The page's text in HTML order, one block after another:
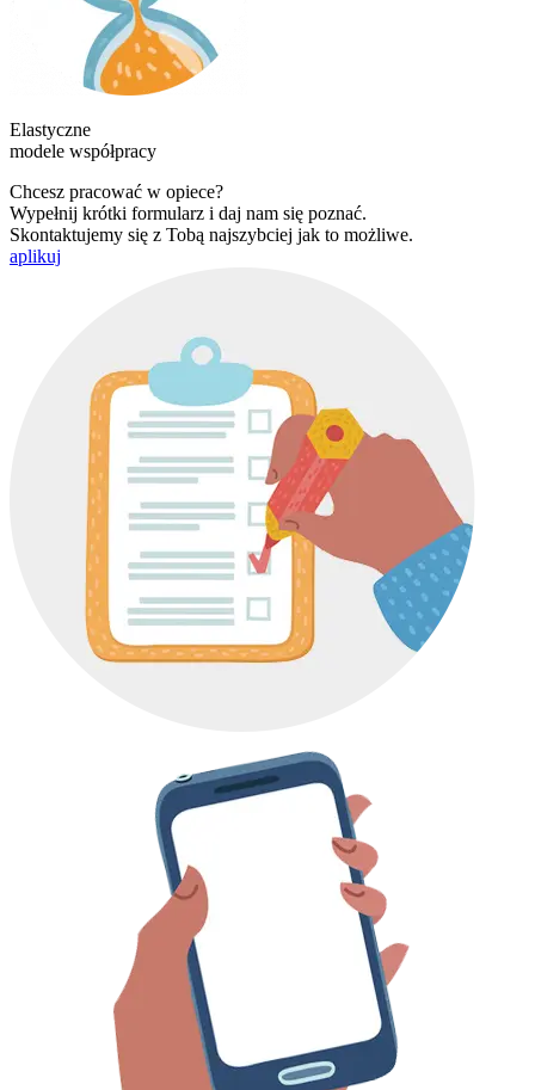
Elastyczne
modele współpracy
Chcesz pracować w opiece?
Wypełnij krótki formularz i daj nam się poznać.
Skontaktujemy się z Tobą najszybciej jak to możliwe.
aplikuj